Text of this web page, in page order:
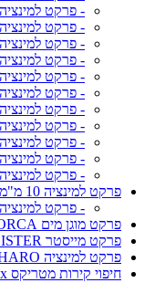
- פרקט למינציה 8 מ"מ נקסט סטפ
- פרקט למינציה 8 מ"מ GENESIS
- פרקט למינציה 8 מ"מ SWISS KRONO רחב
- פרקט למינציה 8 מ"מ יורוהום
- פרקט למינציה 8 מ"מ סופר נטורל
- פרקט למינציה 8 מ"מ Classen
- פרקט למינציה 8 מ"מ סינכרום
- פרקט למינציה 8 מ"מ ואריו
- פרקט למינציה 8 מ"מ art floor
- פרקט למינציה 8 מ"מ קסטלו
- פרקט למינציה 8 מ"מ MGM
פרקט למינציה 10 מ"מ
- פרקט למינציה 10 מ"מ אלטיטיוד פלוס
פרקט מוגן מים Organic ORCA
פרקט מייסטר MEISTER
פרקט למינציה HARO
חיפוי קירות מטריקס Matrix